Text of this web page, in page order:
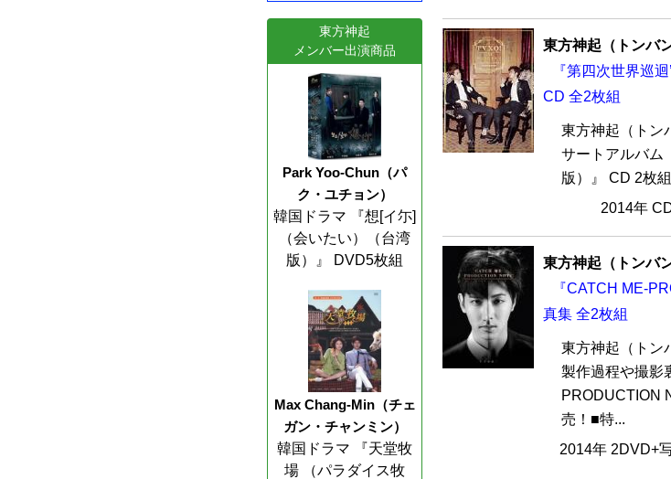
東方神起
メンバー出演商品
Park Yoo-Chun（パ
ク・ユチョン）
韓国ドラマ 『想[イ尓]
（会いたい）（台湾
版）』 DVD5枚組
Max Chang-Min（チェ
ガン・チャンミン）
韓国ドラマ 『天堂牧
場 （パラダイス牧
東方神起（トンバ
『第四次世界巡
CD 全2枚組
東方神起（トン
サートアルバム
版）』 CD 2枚
2014年
東方神起（トンバ
『CATCH ME-
真集 全2枚組
東方神起（トン
製作過程や撮影
PRODUCTION
売！■特...
2014年 2DVD+